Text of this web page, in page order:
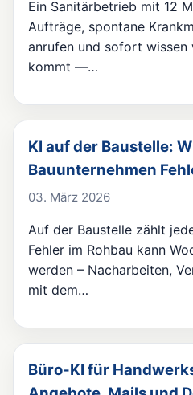
Ein Sanitärbetrieb mit 12
Aufträge, spontane
anrufen und sofort wissen
kommt —…
KI auf der Baustelle:
Bauunternehmen
03. März 2026
Auf der Baustelle zählt
Fehler im Rohbau kann
werden – Nacharbeiten,
mit dem…
Büro-KI für